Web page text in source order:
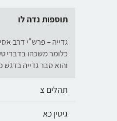
תוספות נדה לו
גדייה – פרש"י דרב
כלומר משכהו בדברי
והוא סבר גדייה בדגש
תהלים צ
גיטין כא